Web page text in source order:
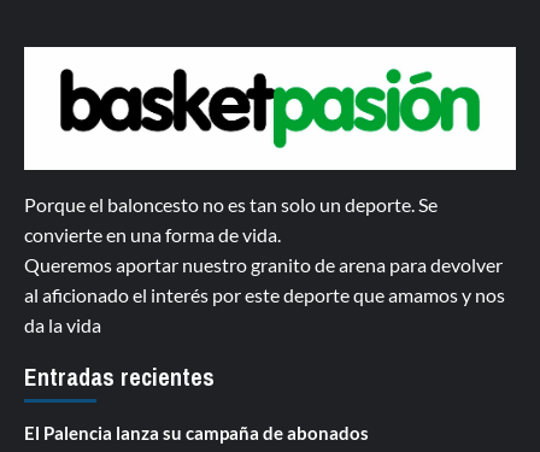
Porque el baloncesto no es tan solo un deporte. Se
convierte en una forma de vida.
Queremos aportar nuestro granito de arena para devolver
al aficionado el interés por este deporte que amamos y nos
da la vida
Entradas recientes
El Palencia lanza su campaña de abonados